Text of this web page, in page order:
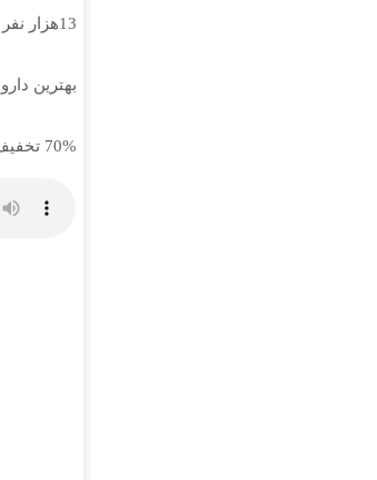
13هزار نفر با این دیدن این دوره به آرزوهاشون رسیدن | ثبت‌‌نام رایگان
بهترین
70% تخفیف ویژه جین وست + خرید در4 قسطه